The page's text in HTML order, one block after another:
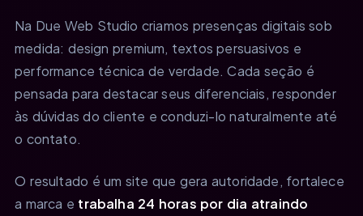
Na Due Web Studio criamos presenças digitais sob
medida: design premium, textos persuasivos e
performance técnica de verdade. Cada seção é
pensada para destacar seus diferenciais, responder
às dúvidas do cliente e conduzi-lo naturalmente até
o contato.
O resultado é um site que gera autoridade, fortalece
a marca e trabalha 24 horas por dia atraindo